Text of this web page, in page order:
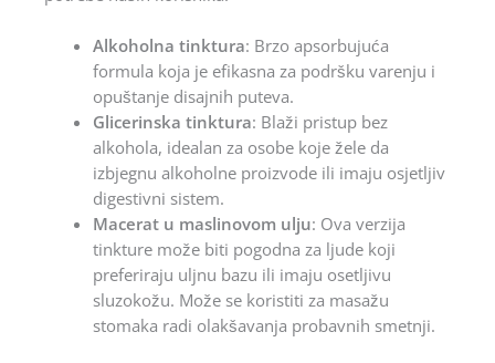
Alkoholna tinktura: Brzo apsorbujuća
formula koja je efikasna za podršku varenju i
opuštanje disajnih puteva.
Glicerinska tinktura: Blaži pristup bez
alkohola, idealan za osobe koje žele da
izbjegnu alkoholne proizvode ili imaju osjetljiv
digestivni sistem.
Macerat u maslinovom ulju: Ova verzija
tinkture može biti pogodna za ljude koji
preferiraju uljnu bazu ili imaju osetljivu
sluzokožu. Može se koristiti za masažu
stomaka radi olakšavanja probavnih smetnji.